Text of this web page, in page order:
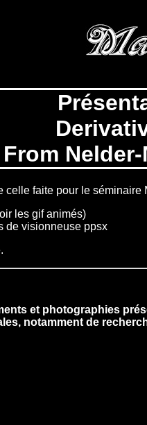
From
celle faite pour le
les gif animés)
de visionneuse ppsx
et photographies
notamment de